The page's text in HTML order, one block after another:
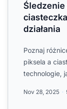
Śledzenie
działania
Poznaj
piksela a
technologie,
Nov 28, 2025